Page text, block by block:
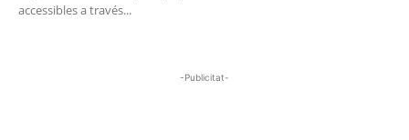
accessibles a través...
-Publicitat-